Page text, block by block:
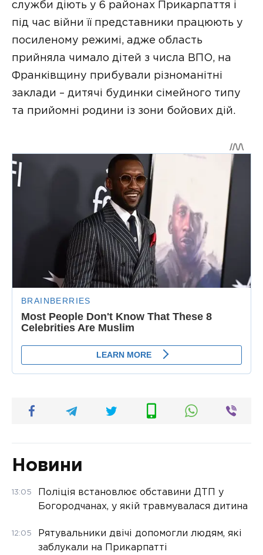
служби діють у 6 районах Прикарпаття і
під час війни її представники працюють у
посиленому режимі, адже область
прийняла чимало дітей з числа ВПО, на
Франківщину прибували різноманітні
заклади – дитячі будинки сімейного типу
та прийомні родини із зони бойових дій.
Новини
13:05
Поліція встановлює обставини ДТП у
Богородчанах, у якій травмувалася дитина
12:05
Рятувальники двічі допомогли людям, які
заблукали на Прикарпатті